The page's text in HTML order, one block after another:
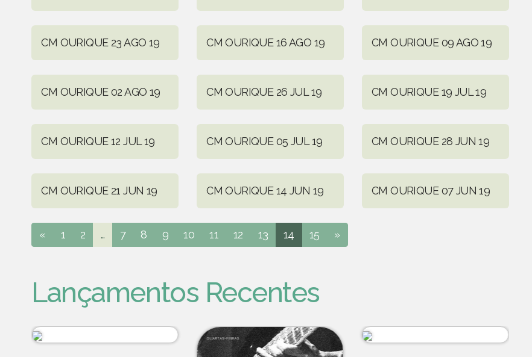
CM OURIQUE 23 AGO 19 CM OURIQUE 16 AGO 19 CM OURIQUE 09 AGO 19
CM OURIQUE 02 AGO 19 CM OURIQUE 26 JUL 19 CM OURIQUE 19 JUL 19
CM OURIQUE 12 JUL 19 CM OURIQUE 05 JUL 19 CM OURIQUE 28 JUN 19
CM OURIQUE 21 JUN 19 CM OURIQUE 14 JUN 19 CM OURIQUE 07 JUN 19
« 1 2 ... 7 8 9 10 11 12 13 14 15 »
Lançamentos Recentes